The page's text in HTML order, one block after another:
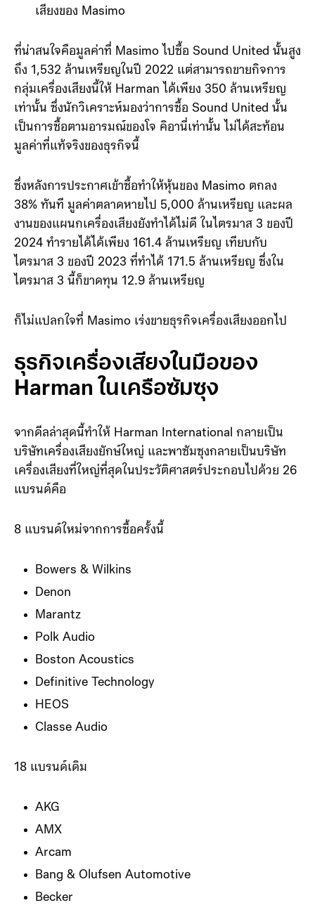
เสียงของ Masimo
ที่น่าสนใจคือมูลค่าที่ Masimo ไปซื้อ Sound United นั้นสูง
ถึง 1,532 ล้านเหรียญในปี 2022 แต่สามารถขายกิจการ
กลุ่มเครื่องเสียงนี้ให้ Harman ได้เพียง 350 ล้านเหรียญ
เท่านั้น ซึ่งนักวิเคราะห์มองว่าการซื้อ Sound United นั้น
เป็นการซื้อตามอารมณ์ของโจ คิอานี่เท่านั้น ไม่ได้สะท้อน
มูลค่าที่แท้จริงของธุรกิจนี้
ซึ่งหลังการประกาศเข้าซื้อทำให้หุ้นของ Masimo ตกลง
38% ทันที มูลค่าตลาดหายไป 5,000 ล้านเหรียญ และผล
งานของแผนกเครื่องเสียงยังทำได้ไม่ดี ในไตรมาส 3 ของปี
2024 ทำรายได้ได้เพียง 161.4 ล้านเหรียญ เทียบกับ
ไตรมาส 3 ของปี 2023 ที่ทำได้ 171.5 ล้านเหรียญ ซึ่งใน
ไตรมาส 3 นี้ก็ขาดทุน 12.9 ล้านเหรียญ
ก็ไม่แปลกใจที่ Masimo เร่งขายธุรกิจเครื่องเสียงออกไป
ธุรกิจเครื่องเสียงในมือของ
Harman ในเครือซัมซุง
จากดีลล่าสุดนี้ทำให้ Harman International กลายเป็น
บริษัทเครื่องเสียงยักษ์ใหญ่ และพาซัมซุงกลายเป็นบริษัท
เครื่องเสียงที่ใหญ่ที่สุดในประวัติศาสตร์ประกอบไปด้วย 26
แบรนด์คือ
8 แบรนด์ใหม่จากการซื้อครั้งนี้
Bowers & Wilkins
Denon
Marantz
Polk Audio
Boston Acoustics
Definitive Technology
HEOS
Classe Audio
18 แบรนด์เดิม
AKG
AMX
Arcam
Bang & Olufsen Automotive
Becker